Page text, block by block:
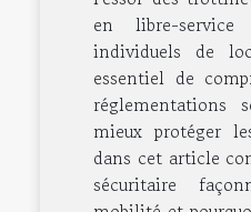
en libre-
individuels de
essentiel de
réglementations
mieux protéger
dans cet article
sécuritaire